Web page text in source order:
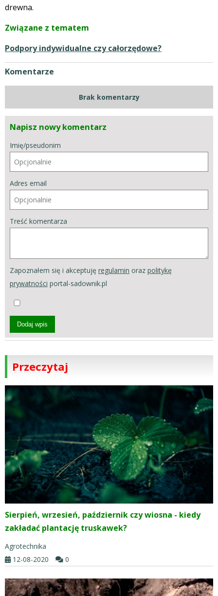
drewna.
Związane z tematem
Podpory indywidualne czy całorzędowe?
Komentarze
Brak komentarzy
Napisz nowy komentarz
Imię/pseudonim
Adres email
Treść komentarza
Zapoznałem się i akceptuję regulamin oraz politykę
prywatności portal-sadownik.pl
Dodaj wpis
Przeczytaj
Sierpień, wrzesień, październik czy wiosna - kiedy
zakładać plantację truskawek?
Agrotechnika
12-08-2020
0